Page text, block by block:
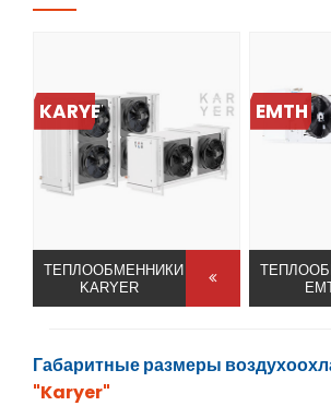
KARYER
ТЕПЛООБМЕННИКИ
KARYER
EMTH
Габаритные размеры
"Karyer"